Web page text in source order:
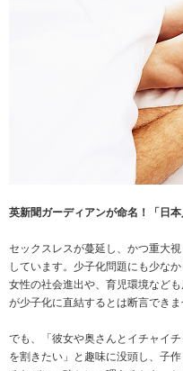
英新聞ガーディアンが命名！「日
セックスレスが蔓延し、かつ重大
しています。少子化問題にも少な
女性の社会進出や、育児環境など
が少子化に直結するとは断言できま
でも、「彼女や奥さんとイチャイ
を割きたい」と趣味に没頭し、子